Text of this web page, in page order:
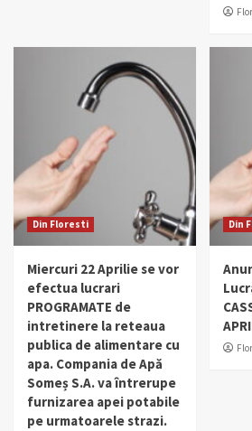
Din Floresti
Miercuri 22 Aprilie se vor
efectua lucrari
PROGRAMATE de
intretinere la reteaua
publica de alimentare cu
apa. Compania de Apă
Someș S.A. va întrerupe
furnizarea apei potabile
pe urmatoarele strazi.
Din